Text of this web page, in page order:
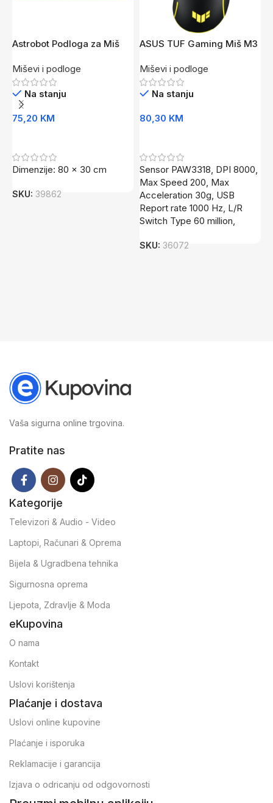
Astrobot Podloga za Miš
Miševi i podloge
Na stanju
75,20 KM
Dimenzije: 80 x 30 cm
SKU: 39862
ASUS TUF Gaming Miš M3
Miševi i podloge
Na stanju
80,30 KM
Sensor PAW3318, DPI 8000,
Max Speed 200, Max
Acceleration 30g, USB
Report rate 1000 Hz, L/R
Switch Type 60 million,
SKU: 36072
Vaša sigurna online trgovina.
Pratite nas
Kategorije
Televizori & Audio - Video
Laptopi, Računari & Oprema
Bijela & Ugradbena tehnika
Sigurnosna oprema
Ljepota, Zdravlje & Moda
eKupovina
O nama
Kontakt
Uslovi korištenja
Plaćanje i dostava
Uslovi online kupovine
Plaćanje i isporuka
Reklamacije i garancija
Izjava o odricanju od odgovornosti